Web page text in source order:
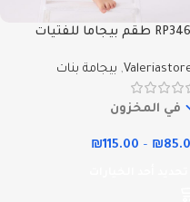
RP3464 طقم بيجاما للفتيات
, بيجامة بنات
في المخزون
₪
–
₪115.00